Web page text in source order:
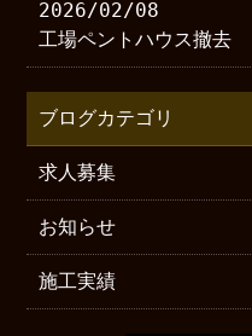
2026/02/08
工場ペントハウス撤去
ブログカテゴリ
求人募集
お知らせ
施工実績